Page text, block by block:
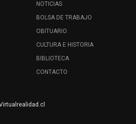
NOTICIAS
BOLSA DE TRABAJO
OBITUARIO
CULTURA E HISTORIA
BIBLIOTECA
CONTACTO